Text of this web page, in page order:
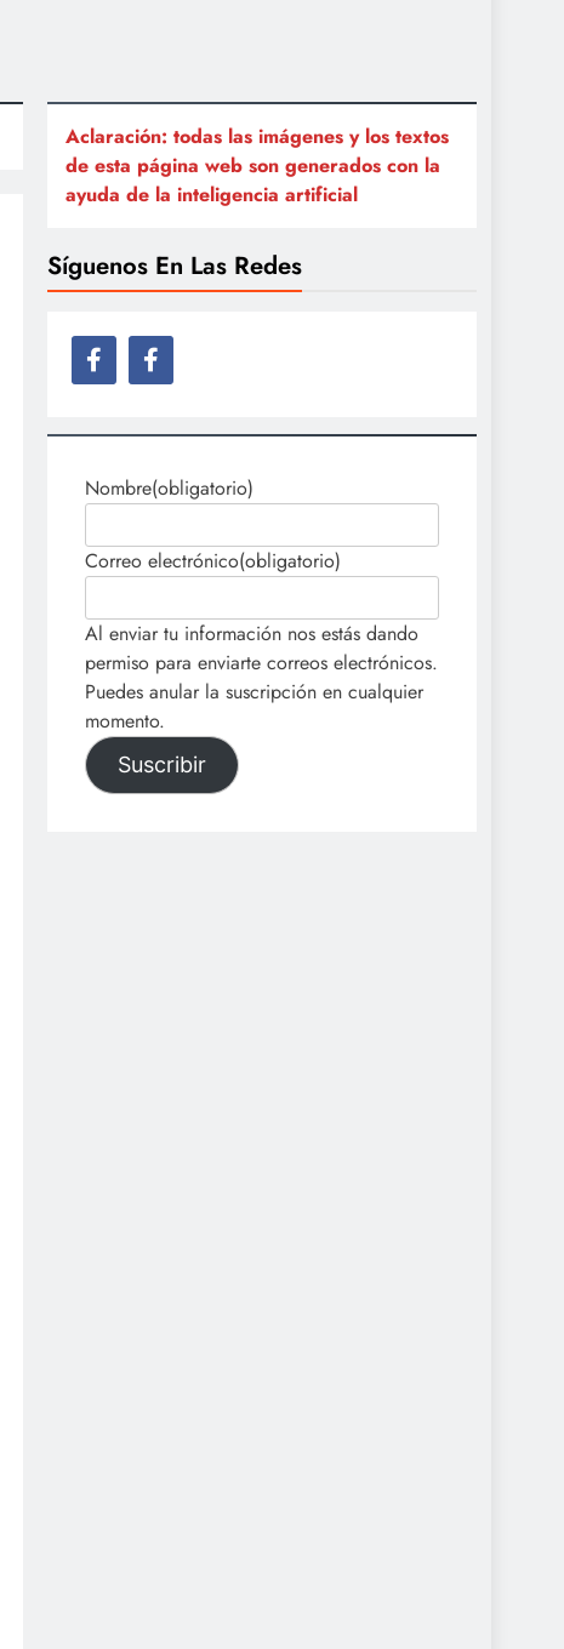
Aclaración: todas las imágenes y los textos
de esta página web son generados con la
ayuda de la inteligencia artificial
Síguenos En Las Redes
Nombre(obligatorio)
Correo electrónico(obligatorio)
Al enviar tu información nos estás dando
permiso para enviarte correos electrónicos.
Puedes anular la suscripción en cualquier
momento.
Suscribir